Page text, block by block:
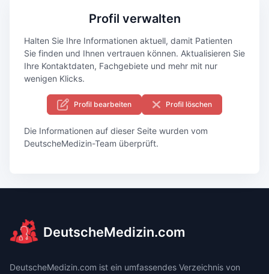
Profil verwalten
Halten Sie Ihre Informationen aktuell, damit Patienten
Sie finden und Ihnen vertrauen können. Aktualisieren Sie
Ihre Kontaktdaten, Fachgebiete und mehr mit nur
wenigen Klicks.
Profil bearbeiten Profil löschen
Die Informationen auf dieser Seite wurden vom
DeutscheMedizin-Team überprüft.
DeutscheMedizin.com
DeutscheMedizin.com ist ein umfassendes Verzeichnis von